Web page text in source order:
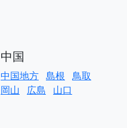
中国
中国地方 島根 鳥取
岡山
広島 山口